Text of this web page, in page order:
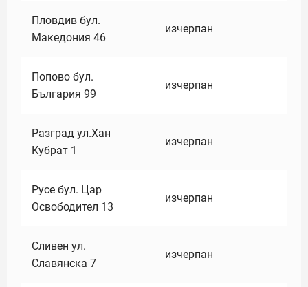
Пловдив бул.
Македония 46
изчерпан
Попово бул.
България 99
изчерпан
Разград ул.Хан
Кубрат 1
изчерпан
Русе бул. Цар
Освободител 13
изчерпан
Сливен ул.
Славянска 7
изчерпан